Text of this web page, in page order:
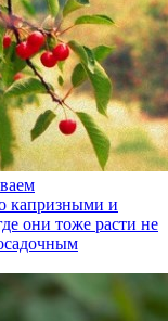
капризными и
они тоже расти не